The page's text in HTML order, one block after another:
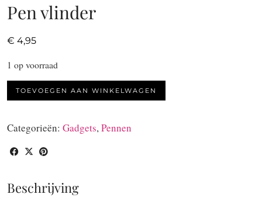
Pen vlinder
€ 4,95
1 op voorraad
Pen
vlinder
TOEVOEGEN AAN WINKELWAGEN
Categorieën: Gadgets,Pennen
Beschrijving